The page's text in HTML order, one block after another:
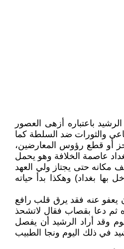
الرشبد الخلافة للفترة من 170 إلى 193 هجرية. ينظر إلى عهد الرشيد باعتباره أزهى العصور
والثورات ضد السلطة كما
أو قطع رؤوس المعارضين،
عاصمة الخلافة وهو يحمل
حتى يجتاز ولي العهد
بغداد) وهكذا بدأ حياته
يعفو عنه فقد يرق قلب رافع
اقتلوه ثم دعا بقصاب فقال لاتشحذ
في معاملة الخصوم وقد أراد الرشيد أن يفصل
في ذلك اليوم ونجا الطبيب